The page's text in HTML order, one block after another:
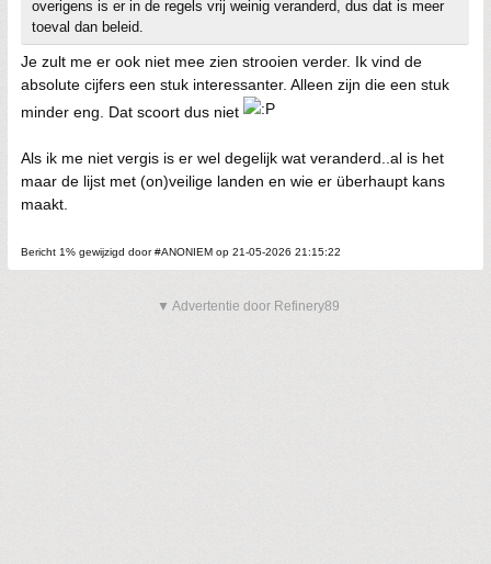
overigens is er in de regels vrij weinig veranderd, dus dat is meer
toeval dan beleid.
Je zult me er ook niet mee zien strooien verder. Ik vind de
absolute cijfers een stuk interessanter. Alleen zijn die een stuk
minder eng. Dat scoort dus niet
Als ik me niet vergis is er wel degelijk wat veranderd..al is het
maar de lijst met (on)veilige landen en wie er überhaupt kans
maakt.
Bericht 1% gewijzigd door #ANONIEM op 21-05-2026 21:15:22
▼ Advertentie door Refinery89